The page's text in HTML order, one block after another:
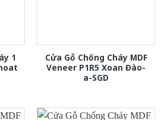
1
Cửa Gỗ Chống Cháy MDF
Veneer P1R5 Xoan Đào-
a-SGD